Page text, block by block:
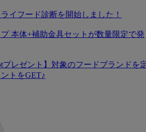
イフード診断を開始しました！
本体+補助金具セットが数量限定で発
プレゼント】対象のフードブランドを
トをGET♪